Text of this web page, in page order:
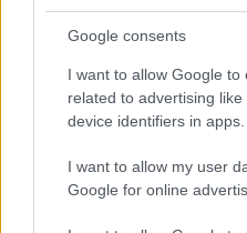
Google consents
I want to allow Google to
related to advertising
device identifiers in apps.
I want to allow my user
Google for online
Κατερίνα
κόρης της από τις
08.08.2026